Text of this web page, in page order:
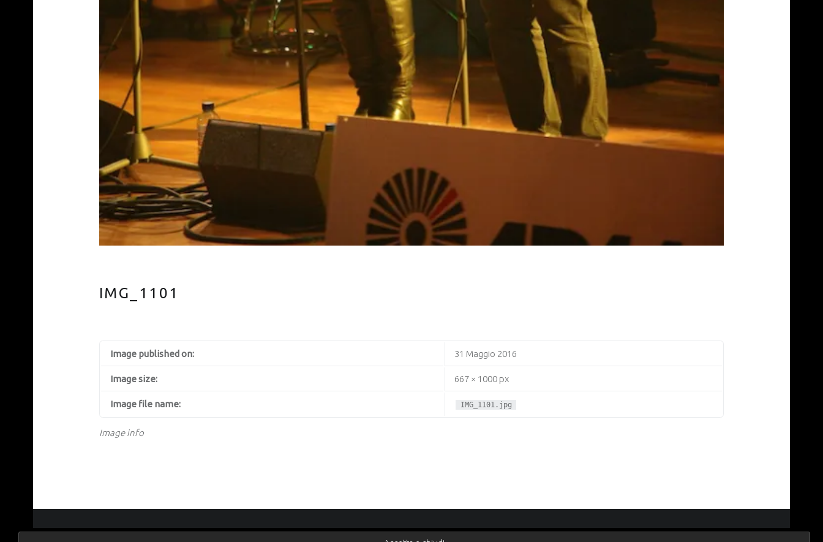
IMG_1101
Image info
Image published on: 31 Maggio 2016
Image size: 667 × 1000 px
Image file name: IMG_1101.jpg